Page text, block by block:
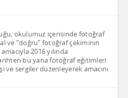
okulumuz içerisinde fotoğraf
ve “doğru” fotoğraf çekiminin
2016 yılında
bu yana fotoğraf eğitimleri
ve sergiler düzenleyerek amacını